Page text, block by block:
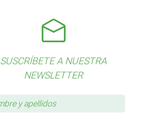
SUSCRÍBETE A NUESTRA
NEWSLETTER